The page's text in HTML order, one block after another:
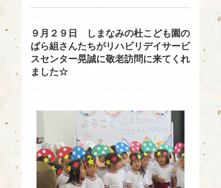
９月２９日 しまなみの杜こども園の
ばら組さんたちがリハビリデイサービ
スセンター晃誠に敬老訪問に来てくれ
ました☆